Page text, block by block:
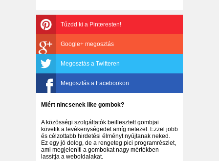
Tűzdd ki a Pinteresten!
Google+ megosztás
Megosztás a Twitteren
Megosztás a Facebookon
Miért nincsenek like gombok?
A közösségi szolgáltatók beillesztett gombjai
követik a tevékenységedet amíg netezel. Ezzel jobb
és célzottabb hirdetési élményt nyújtanak neked.
Ez egy jó dolog, de a rengeteg pici programrészlet,
ami megjeleníti a gombokat nagy mértékben
lassítja a weboldalakat.